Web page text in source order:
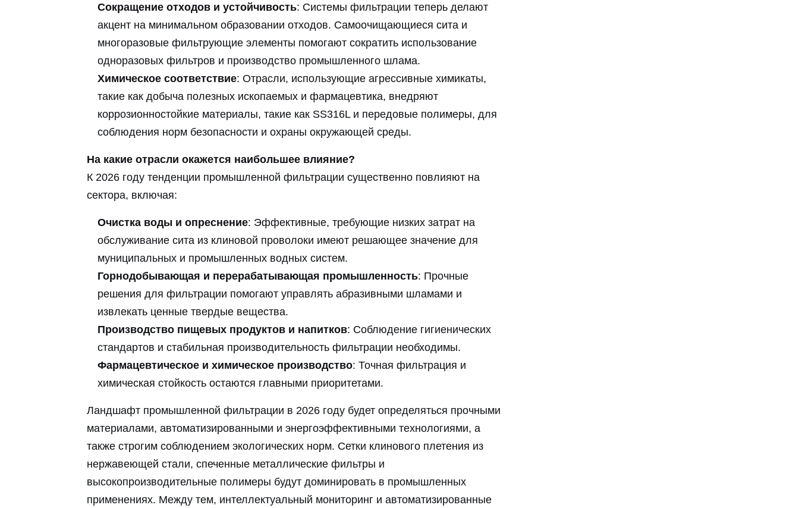
Сокращение отходов и устойчивость: Системы фильтрации теперь делают
акцент на минимальном образовании отходов. Самоочищающиеся сита и
многоразовые фильтрующие элементы помогают сократить использование
одноразовых фильтров и производство промышленного шлама.
Химическое соответствие: Отрасли, использующие агрессивные химикаты,
такие как добыча полезных ископаемых и фармацевтика, внедряют
коррозионностойкие материалы, такие как SS316L и передовые полимеры, для
соблюдения норм безопасности и охраны окружающей среды.
На какие отрасли окажется наибольшее влияние?
К 2026 году тенденции промышленной фильтрации существенно повлияют на
сектора, включая:
Очистка воды и опреснение: Эффективные, требующие низких затрат на
обслуживание сита из клиновой проволоки имеют решающее значение для
муниципальных и промышленных водных систем.
Горнодобывающая и перерабатывающая промышленность: Прочные
решения для фильтрации помогают управлять абразивными шламами и
извлекать ценные твердые вещества.
Производство пищевых продуктов и напитков: Соблюдение гигиенических
стандартов и стабильная производительность фильтрации необходимы.
Фармацевтическое и химическое производство: Точная фильтрация и
химическая стойкость остаются главными приоритетами.
Ландшафт промышленной фильтрации в 2026 году будет определяться прочными
материалами, автоматизированными и энергоэффективными технологиями, а
также строгим соблюдением экологических норм. Сетки клинового плетения из
нержавеющей стали, спеченные металлические фильтры и
высокопроизводительные полимеры будут доминировать в промышленных
применениях. Между тем, интеллектуальный мониторинг и автоматизированные